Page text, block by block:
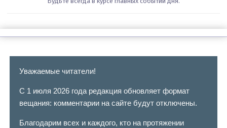
Уважаемые читатели!
С 1 июля 2026 года редакция обновляет формат
вещания: комментарии на сайте будут отключены.
Благодарим всех и каждого, кто на протяжении